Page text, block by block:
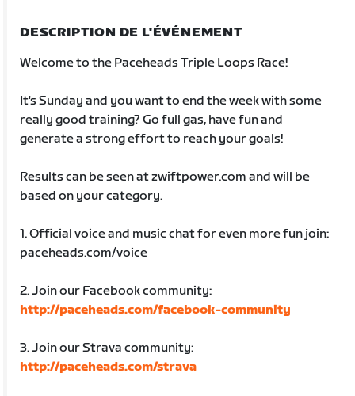
DESCRIPTION DE L'ÉVÉNEMENT
Welcome to the Paceheads Triple Loops Race!
It's Sunday and you want to end the week with some
really good training? Go full gas, have fun and
generate a strong effort to reach your goals!
Results can be seen at zwiftpower.com and will be
based on your category.
1. Official voice and music chat for even more fun join:
paceheads.com/voice
2. Join our Facebook community:
http://paceheads.com/facebook-community
3. Join our Strava community:
http://paceheads.com/strava